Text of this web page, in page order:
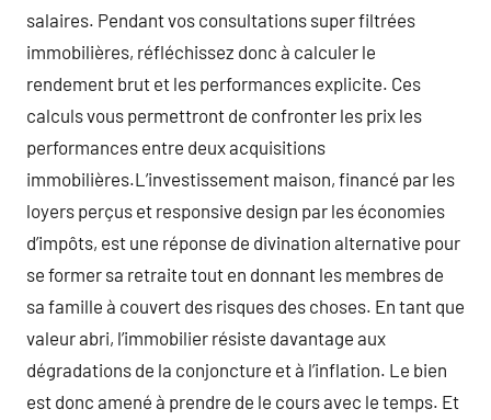
salaires. Pendant vos consultations super filtrées
immobilières, réfléchissez donc à calculer le
rendement brut et les performances explicite. Ces
calculs vous permettront de confronter les prix les
performances entre deux acquisitions
immobilières.L’investissement maison, financé par les
loyers perçus et responsive design par les économies
d’impôts, est une réponse de divination alternative pour
se former sa retraite tout en donnant les membres de
sa famille à couvert des risques des choses. En tant que
valeur abri, l’immobilier résiste davantage aux
dégradations de la conjoncture et à l’inflation. Le bien
est donc amené à prendre de le cours avec le temps. Et